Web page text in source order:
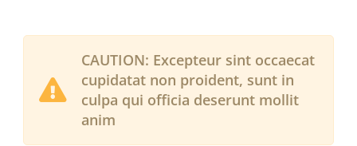
CAUTION: Excepteur sint occaecat
cupidatat non proident, sunt in
culpa qui officia deserunt mollit
anim